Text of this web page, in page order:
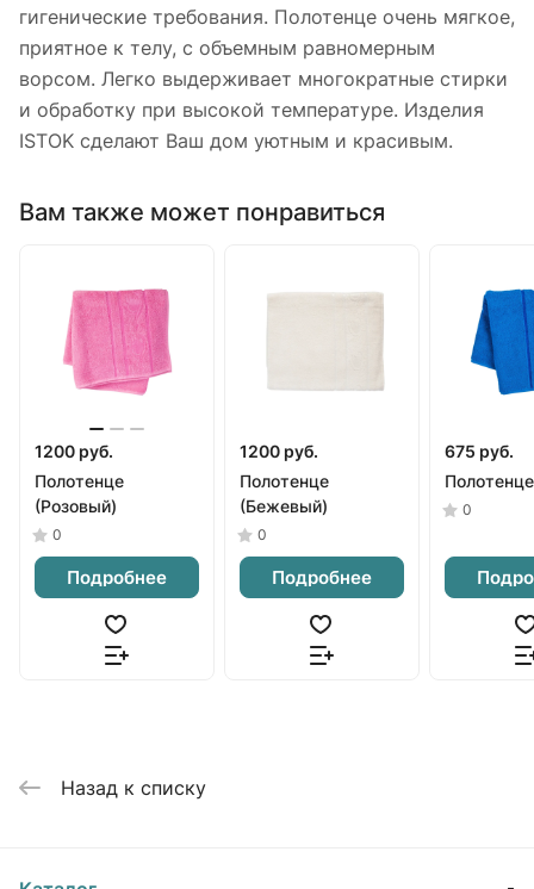
гигенические требования. Полотенце очень мягкое,
приятное к телу, с объемным равномерным
ворсом. Легко выдерживает многократные стирки
и обработку при высокой температуре. Изделия
ISTOK сделают Ваш дом уютным и красивым.
Вам также может понравиться
1200 руб.
Полотенце
(Розовый)
0
Подробнее
1200 руб.
Полотенце
(Бежевый)
0
Подробнее
675 руб.
0
Назад к списку